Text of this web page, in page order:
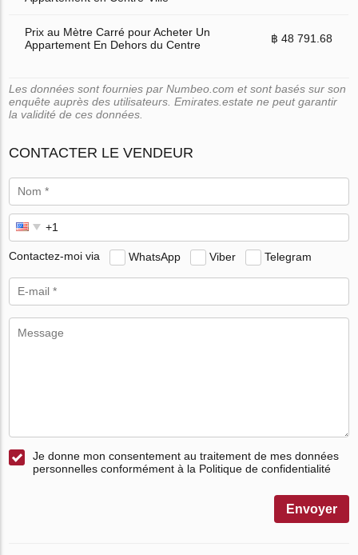
Prix au Mètre Carré pour Acheter Un
Appartement En Dehors du Centre
฿ 48 791.68
Les données sont fournies par Numbeo.com et sont basés sur son
enquête auprès des utilisateurs. Emirates.estate ne peut garantir
la validité de ces données.
CONTACTER LE VENDEUR
Contactez-moi via WhatsApp Viber Telegram
Je donne mon consentement au traitement de mes données
personnelles conformément à la Politique de confidentialité
Envoyer